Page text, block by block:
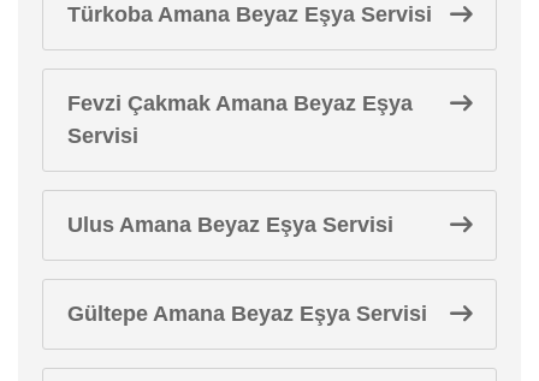
Türkoba Amana Beyaz Eşya Servisi
Fevzi Çakmak Amana Beyaz Eşya
Servisi
Ulus Amana Beyaz Eşya Servisi
Gültepe Amana Beyaz Eşya Servisi